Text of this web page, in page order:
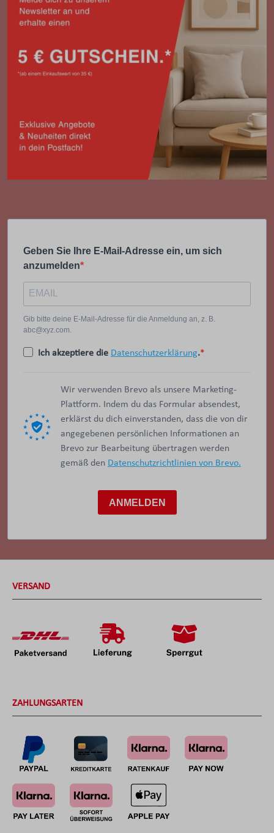
Geben Sie Ihre E-Mail-Adresse ein, um sich
anzumelden
Gib bitte deine E-Mail-Adresse für die Anmeldung an, z. B.
abc@xyz.com.
Ich akzeptiere die Datenschutzerklärung.
Wir verwenden Brevo als unsere Marketing-
Plattform. Indem du das Formular absendest,
erklärst du dich einverstanden, dass die von dir
angegebenen persönlichen Informationen an
Brevo zur Bearbeitung übertragen werden
gemäß den Datenschutzrichtlinien von Brevo.
ANMELDEN
VERSAND
ZAHLUNGSARTEN